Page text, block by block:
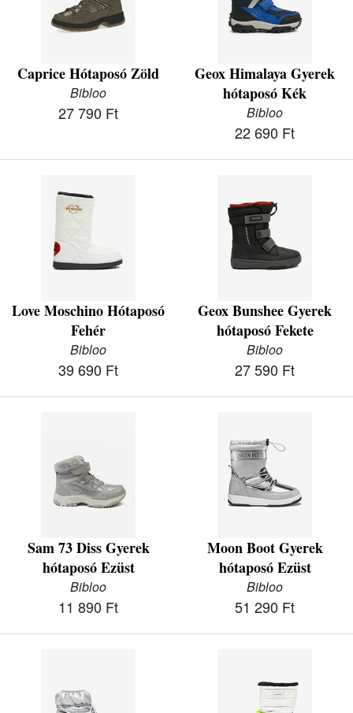
Caprice Hótaposó Zöld
Bibloo
27 790 Ft
Geox Himalaya Gyerek
hótaposó Kék
Bibloo
22 690 Ft
Love Moschino Hótaposó
Fehér
Bibloo
39 690 Ft
Geox Bunshee Gyerek
hótaposó Fekete
Bibloo
27 590 Ft
Sam 73 Diss Gyerek
hótaposó Ezüst
Bibloo
11 890 Ft
Moon Boot Gyerek
hótaposó Ezüst
Bibloo
51 290 Ft